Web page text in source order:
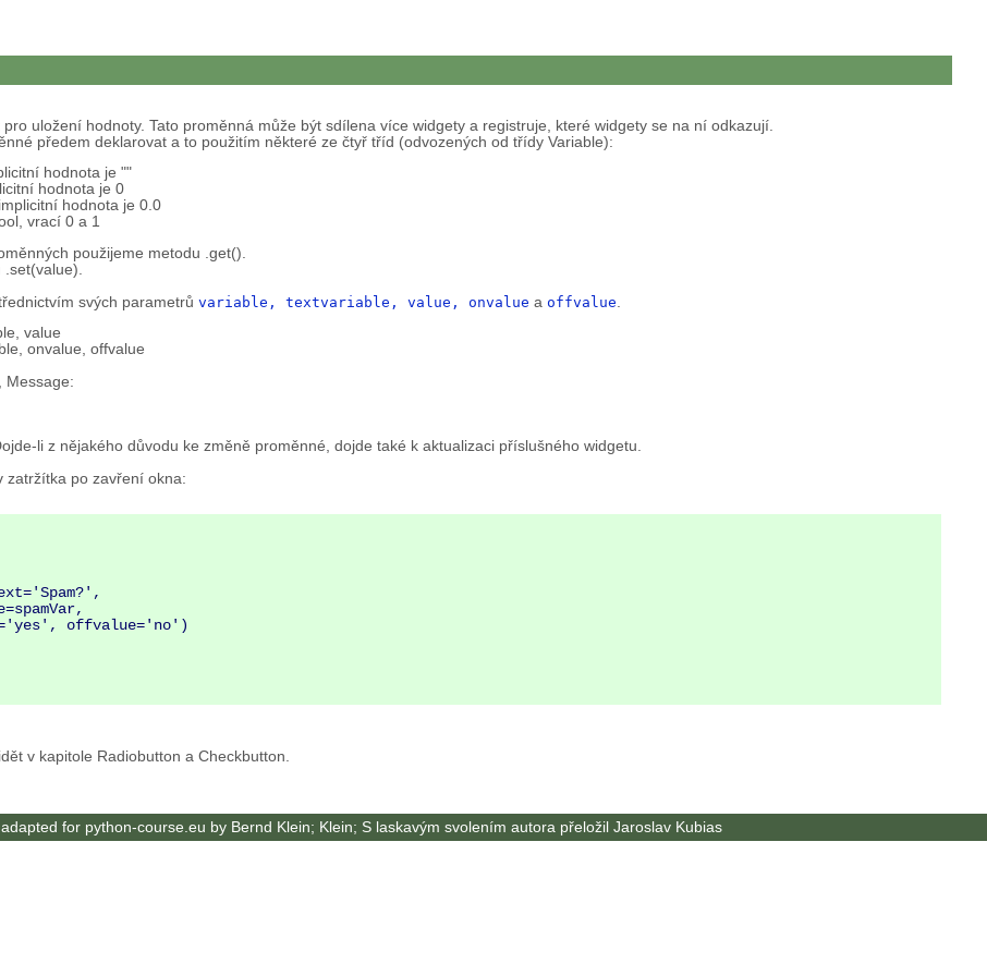
uložení hodnoty. Tato proměnná může být sdílena více widgety a registruje, které widgety se na ní odkazují.
předem deklarovat a to použitím některé ze čtyř tříd (odvozených od třídy Variable):
hodnota je ""
hodnota je 0
hodnota je 0.0
vrací 0 a 1
použijeme metodu .get().
svých parametrů variable, textvariable, value, onvalue a offvalue
value
onvalue, offvalue
Message:
li z nějakého důvodu ke změně proměnné, dojde také k aktualizaci příslušného widgetu.
zatržítka po zavření okna:
v kapitole Radiobutton a Checkbutton.
for python-course.eu by Bernd Klein; Klein; S laskavým svolením autora přeložil Jaroslav Kubias